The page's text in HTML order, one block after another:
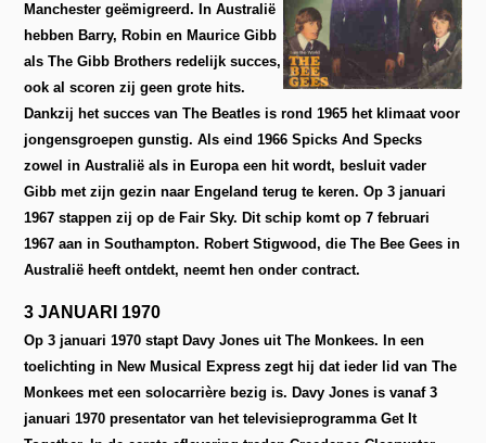
Manchester geëmigreerd. In Australië
hebben Barry, Robin en Maurice Gibb
als The Gibb Brothers redelijk succes,
ook al scoren zij geen grote hits.
Dankzij het succes van The Beatles is rond 1965 het klimaat voor
jongensgroepen gunstig. Als eind 1966 Spicks And Specks
zowel in Australië als in Europa een hit wordt, besluit vader
Gibb met zijn gezin naar Engeland terug te keren. Op 3 januari
1967 stappen zij op de Fair Sky. Dit schip komt op 7 februari
1967 aan in Southampton. Robert Stigwood, die The Bee Gees in
Australië heeft ontdekt, neemt hen onder contract.
3 JANUARI 1970
Op 3 januari 1970 stapt Davy Jones uit The Monkees. In een
toelichting in New Musical Express zegt hij dat ieder lid van The
Monkees met een solocarrière bezig is. Davy Jones is vanaf 3
januari 1970 presentator van het televisieprogramma Get It